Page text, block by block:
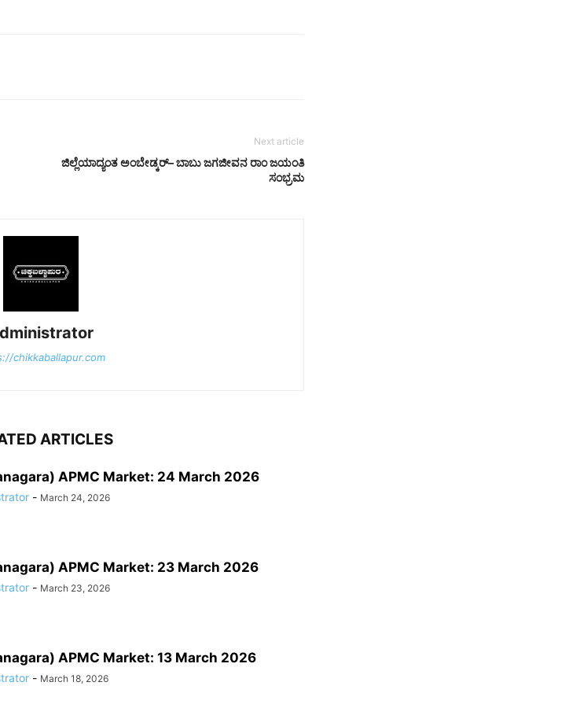
Next article
ಜಿಲ್ಲೆಯಾದ್ಯಂತ ಅಂಬೇಡ್ಕರ್– ಬಾಬು ಜಗಜೀವನ ರಾಂ ಜಯಂತಿ
ಸಂಭ್ರಮ
chikkaballapur.com
ARTICLES
APMC Market: 24 March 2026
- March 24, 2026
APMC Market: 23 March 2026
- March 23, 2026
APMC Market: 13 March 2026
- March 18, 2026